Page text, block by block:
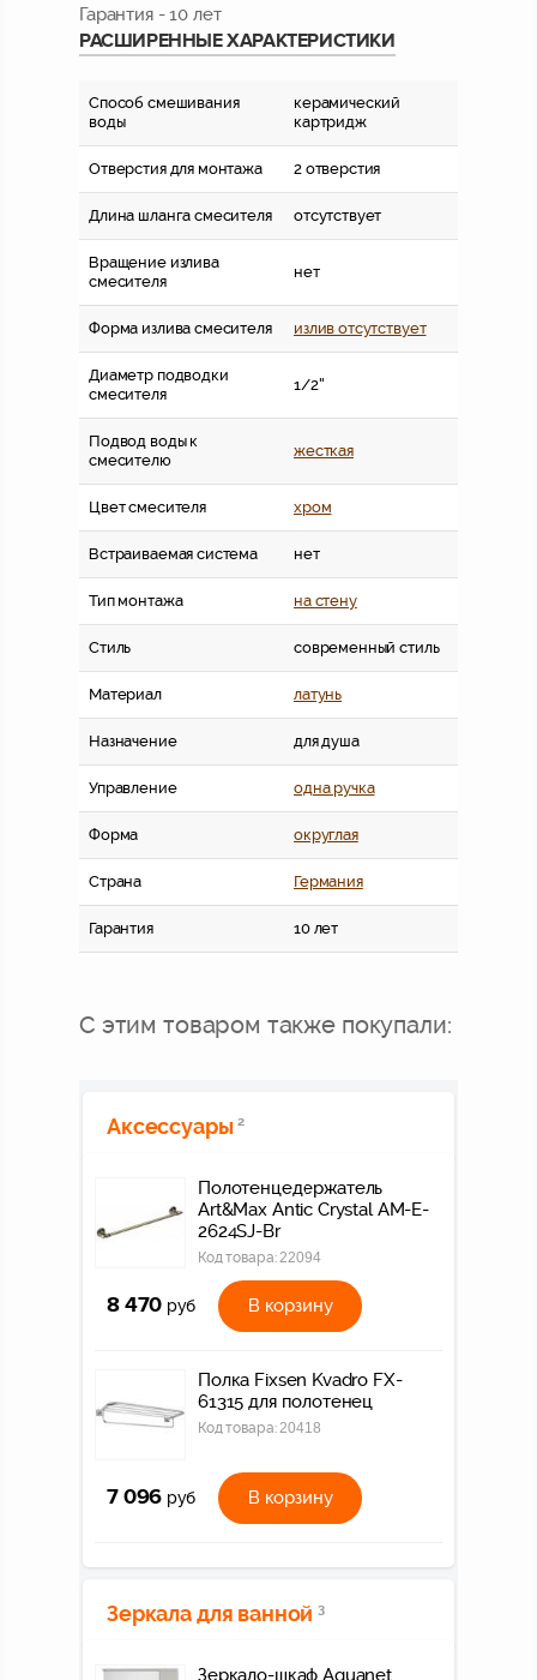
Гарантия - 10 лет
РАСШИРЕННЫЕ ХАРАКТЕРИСТИКИ
Способ смешивания
воды
керамический
картридж
Отверстия для монтажа 2 отверстия
Длина шланга смесителя отсутствует
Вращение излива
смесителя
нет
Форма излива смесителя излив отсутствует
Диаметр подводки
смесителя
1/2''
Подвод воды к
смесителю
жесткая
Цвет смесителя хром
Встраиваемая система нет
Тип монтажа на стену
Стиль современный стиль
Материал латунь
Назначение для душа
Управление одна ручка
Форма округлая
Страна Германия
Гарантия 10 лет
С этим товаром также покупали:
Аксессуары 2
Полотенцедержатель
Art&Max Antic Crystal AM-E-
2624SJ-Br
Код товара: 22094
8 470 руб В корзину
Полка Fixsen Kvadro FX-
61315 для полотенец
Код товара: 20418
7 096 руб В корзину
Зеркала для ванной 3
Зеркало-шкаф Aquanet